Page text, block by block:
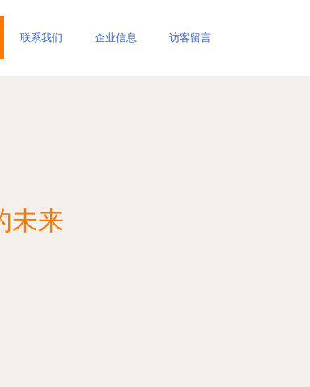
联系我们 企业信息 访客留言
未来